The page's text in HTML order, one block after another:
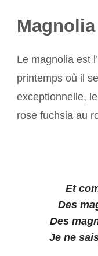
Magnolia
Le magnolia est
printemps où il
exceptionnelle,
rose fuchsia au
Et
Des
Des
Je ne